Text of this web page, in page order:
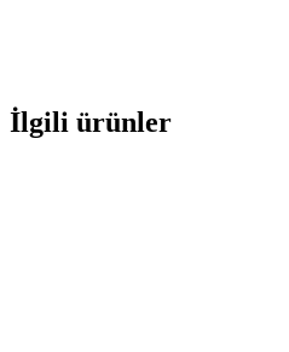
İlgili ürünler